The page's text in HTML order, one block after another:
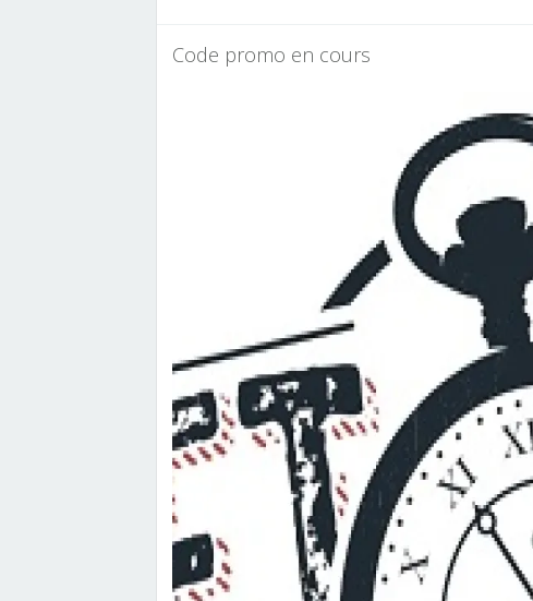
Code promo en cours